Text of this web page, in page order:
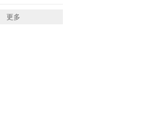
更多